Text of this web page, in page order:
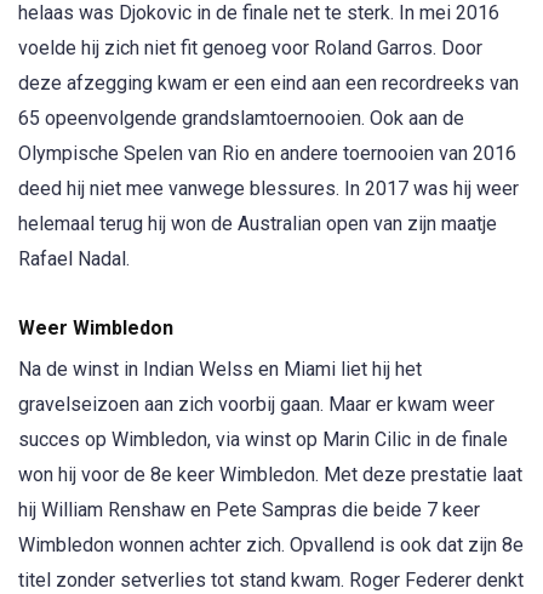
helaas was Djokovic in de finale net te sterk. In mei 2016
voelde hij zich niet fit genoeg voor Roland Garros. Door
deze afzegging kwam er een eind aan een recordreeks van
65 opeenvolgende grandslamtoernooien. Ook aan de
Olympische Spelen van Rio en andere toernooien van 2016
deed hij niet mee vanwege blessures. In 2017 was hij weer
helemaal terug hij won de Australian open van zijn maatje
Rafael Nadal.
Weer Wimbledon
Na de winst in Indian Welss en Miami liet hij het
gravelseizoen aan zich voorbij gaan. Maar er kwam weer
succes op Wimbledon, via winst op Marin Cilic in de finale
won hij voor de 8e keer Wimbledon. Met deze prestatie laat
hij William Renshaw en Pete Sampras die beide 7 keer
Wimbledon wonnen achter zich. Opvallend is ook dat zijn 8e
titel zonder setverlies tot stand kwam. Roger Federer denkt